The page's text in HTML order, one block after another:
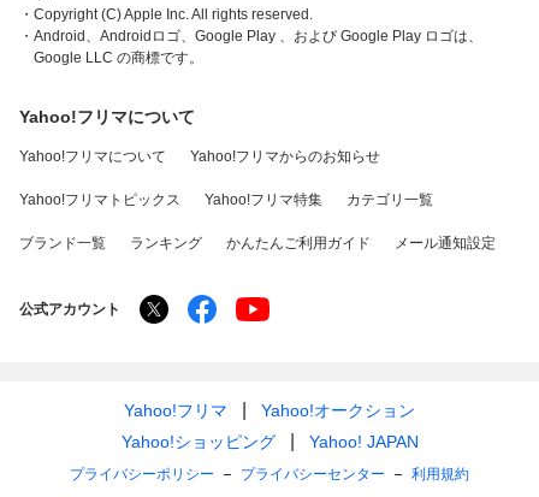
・Copyright (C) Apple Inc. All rights reserved.
・Android、Androidロゴ、Google Play 、および Google Play ロゴは、
Google LLC の商標です。
Yahoo!フリマについて
Yahoo!フリマについて Yahoo!フリマからのお知らせ
Yahoo!フリマトピックス Yahoo!フリマ特集 カテゴリ一覧
ブランド一覧 ランキング かんたんご利用ガイド メール通知設定
公式アカウント
Yahoo!フリマ
Yahoo!オークション
Yahoo!ショッピング
Yahoo! JAPAN
プライバシーポリシー プライバシーセンター 利用規約